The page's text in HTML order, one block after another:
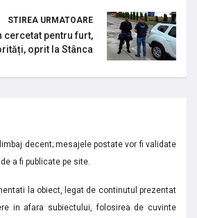
STIREA URMATOARE
cercetat pentru furt,
oprit la Stânca
decent; mesajele postate vor fi validate
a fi publicate pe site.
la obiect, legat de continutul prezentat
in afara subiectului, folosirea de cuvinte